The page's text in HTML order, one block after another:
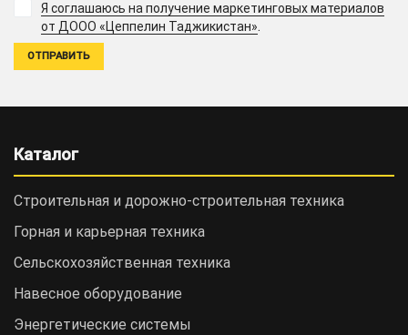
Я соглашаюсь на получение маркетинговых материалов
от ДООО «Цеппелин Таджикистан».
Каталог
Строительная и дорожно-cтроительная техника
Горная и карьерная техника
Сельскохозяйственная техника
Навесное оборудование
Энергетические системы